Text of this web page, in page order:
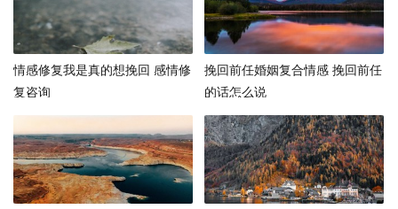
情感修复我是真的想挽回 感情修
复咨询
挽回前任婚姻复合情感 挽回前任
的话怎么说